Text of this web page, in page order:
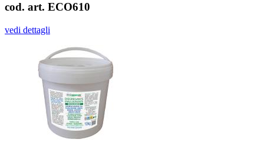
cod. art. ECO610
vedi dettagli